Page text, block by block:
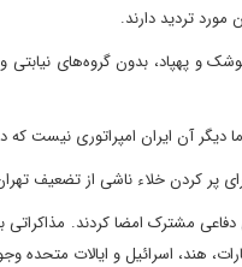
تردید دارند.
و پهپاد، بدون گروه‌های نیابتی
نیست که در ۲۰ سال گذشته
پر کردن خلاء ناشی از تضعیف
مشترک امضا کردند. مذاکراتی